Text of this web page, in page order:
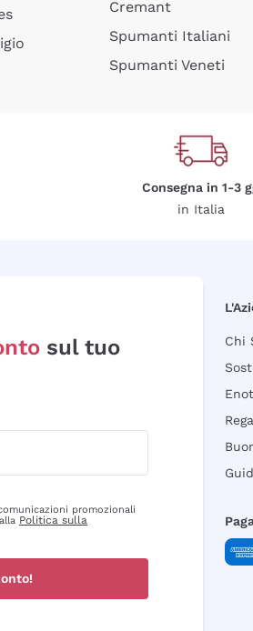
Cremant
Spumanti Italiani
Spumanti Veneti
Consegna in 1-3
in Italia
sul tuo
promozionali
Politica sulla
Chi